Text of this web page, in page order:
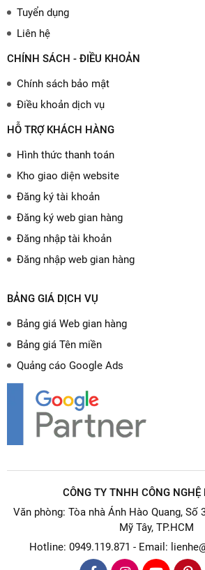
Tuyển dụng
Liên hệ
CHÍNH SÁCH - ĐIỀU KHOẢN
Chính sách bảo mật
Điều khoản dịch vụ
HỖ TRỢ KHÁCH HÀNG
Hình thức thanh toán
Kho giao diện website
Đăng ký tài khoản
Đăng ký web gian hàng
Đăng nhập tài khoản
Đăng nhập web gian hàng
BẢNG GIÁ DỊCH VỤ
Bảng giá Web gian hàng
Bảng giá Tên miền
Quảng cáo Google Ads
CÔNG TY TNHH CÔNG NGHỆ
Văn phòng: Tòa nhà Ánh Hào Quang, Số
Mỹ Tây, TP.HCM
Hotline: 0949.119.871 - Email: